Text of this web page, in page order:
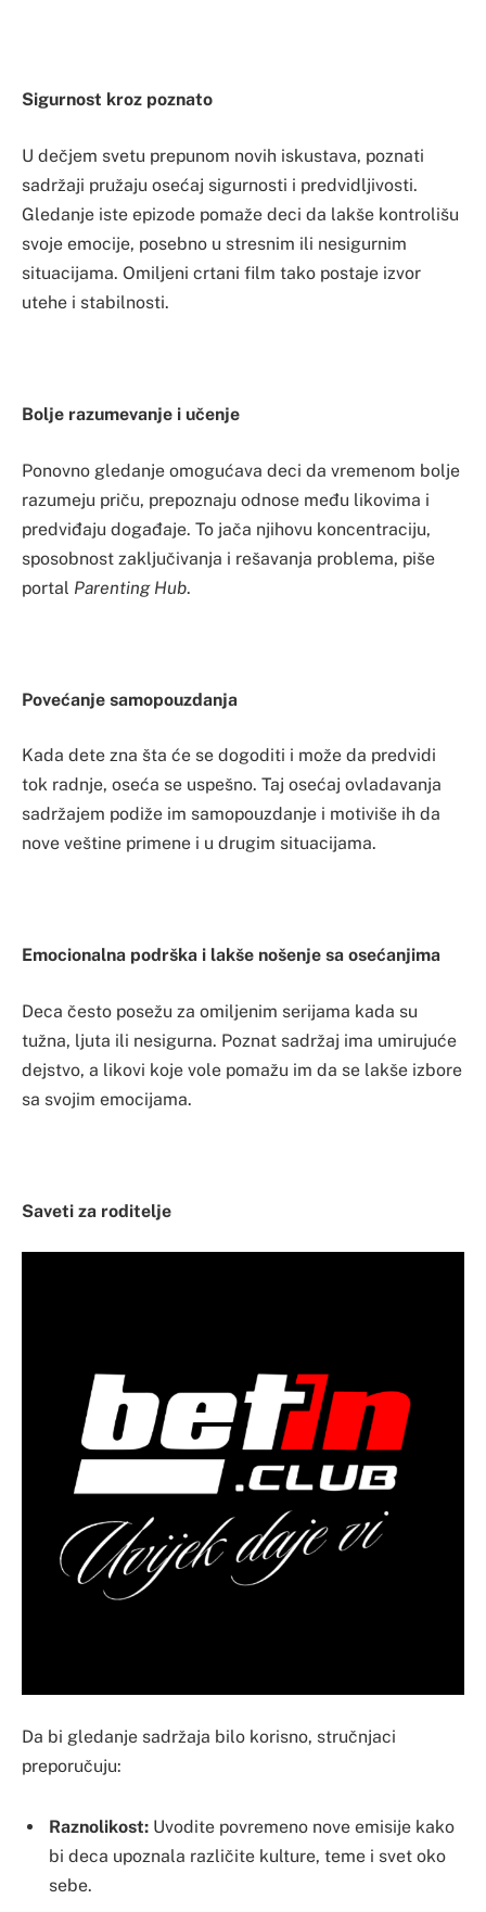
Sigurnost kroz poznato
U dečjem svetu prepunom novih iskustava, poznati
sadržaji pružaju osećaj sigurnosti i predvidljivosti.
Gledanje iste epizode pomaže deci da lakše kontrolišu
svoje emocije, posebno u stresnim ili nesigurnim
situacijama. Omiljeni crtani film tako postaje izvor
utehe i stabilnosti.
Bolje razumevanje i učenje
Ponovno gledanje omogućava deci da vremenom bolje
razumeju priču, prepoznaju odnose među likovima i
predviđaju događaje. To jača njihovu koncentraciju,
sposobnost zaključivanja i rešavanja problema, piše
portal Parenting Hub.
Povećanje samopouzdanja
Kada dete zna šta će se dogoditi i može da predvidi
tok radnje, oseća se uspešno. Taj osećaj ovladavanja
sadržajem podiže im samopouzdanje i motiviše ih da
nove veštine primene i u drugim situacijama.
Emocionalna podrška i lakše nošenje sa osećanjima
Deca često posežu za omiljenim serijama kada su
tužna, ljuta ili nesigurna. Poznat sadržaj ima umirujuće
dejstvo, a likovi koje vole pomažu im da se lakše izbore
sa svojim emocijama.
Saveti za roditelje
Da bi gledanje sadržaja bilo korisno, stručnjaci
preporučuju:
Raznolikost: Uvodite povremeno nove emisije kako
bi deca upoznala različite kulture, teme i svet oko
sebe.